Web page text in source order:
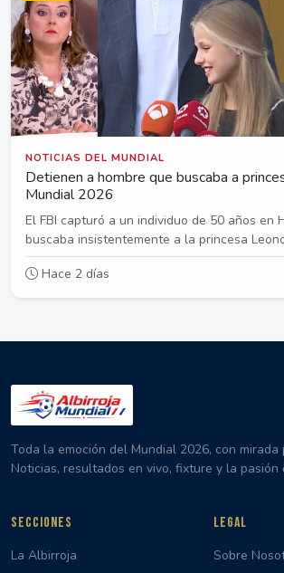
NOTICIAS DEL MUNDIAL
Detienen a hombre que buscaba a
Mundial 2026
El FBI capturó a un individuo de 50 años en
buscaba insistentemente a la princesa
Hace 2 días
Toda la emoción del Mundial 2026, con mirada
Noticias, resultados en vivo, fixture y la pasión
SECCIONES
La Albirroja
LEGAL
Sobre